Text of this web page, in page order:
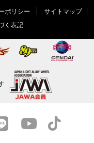
ポリシー
サイトマップ
く表記